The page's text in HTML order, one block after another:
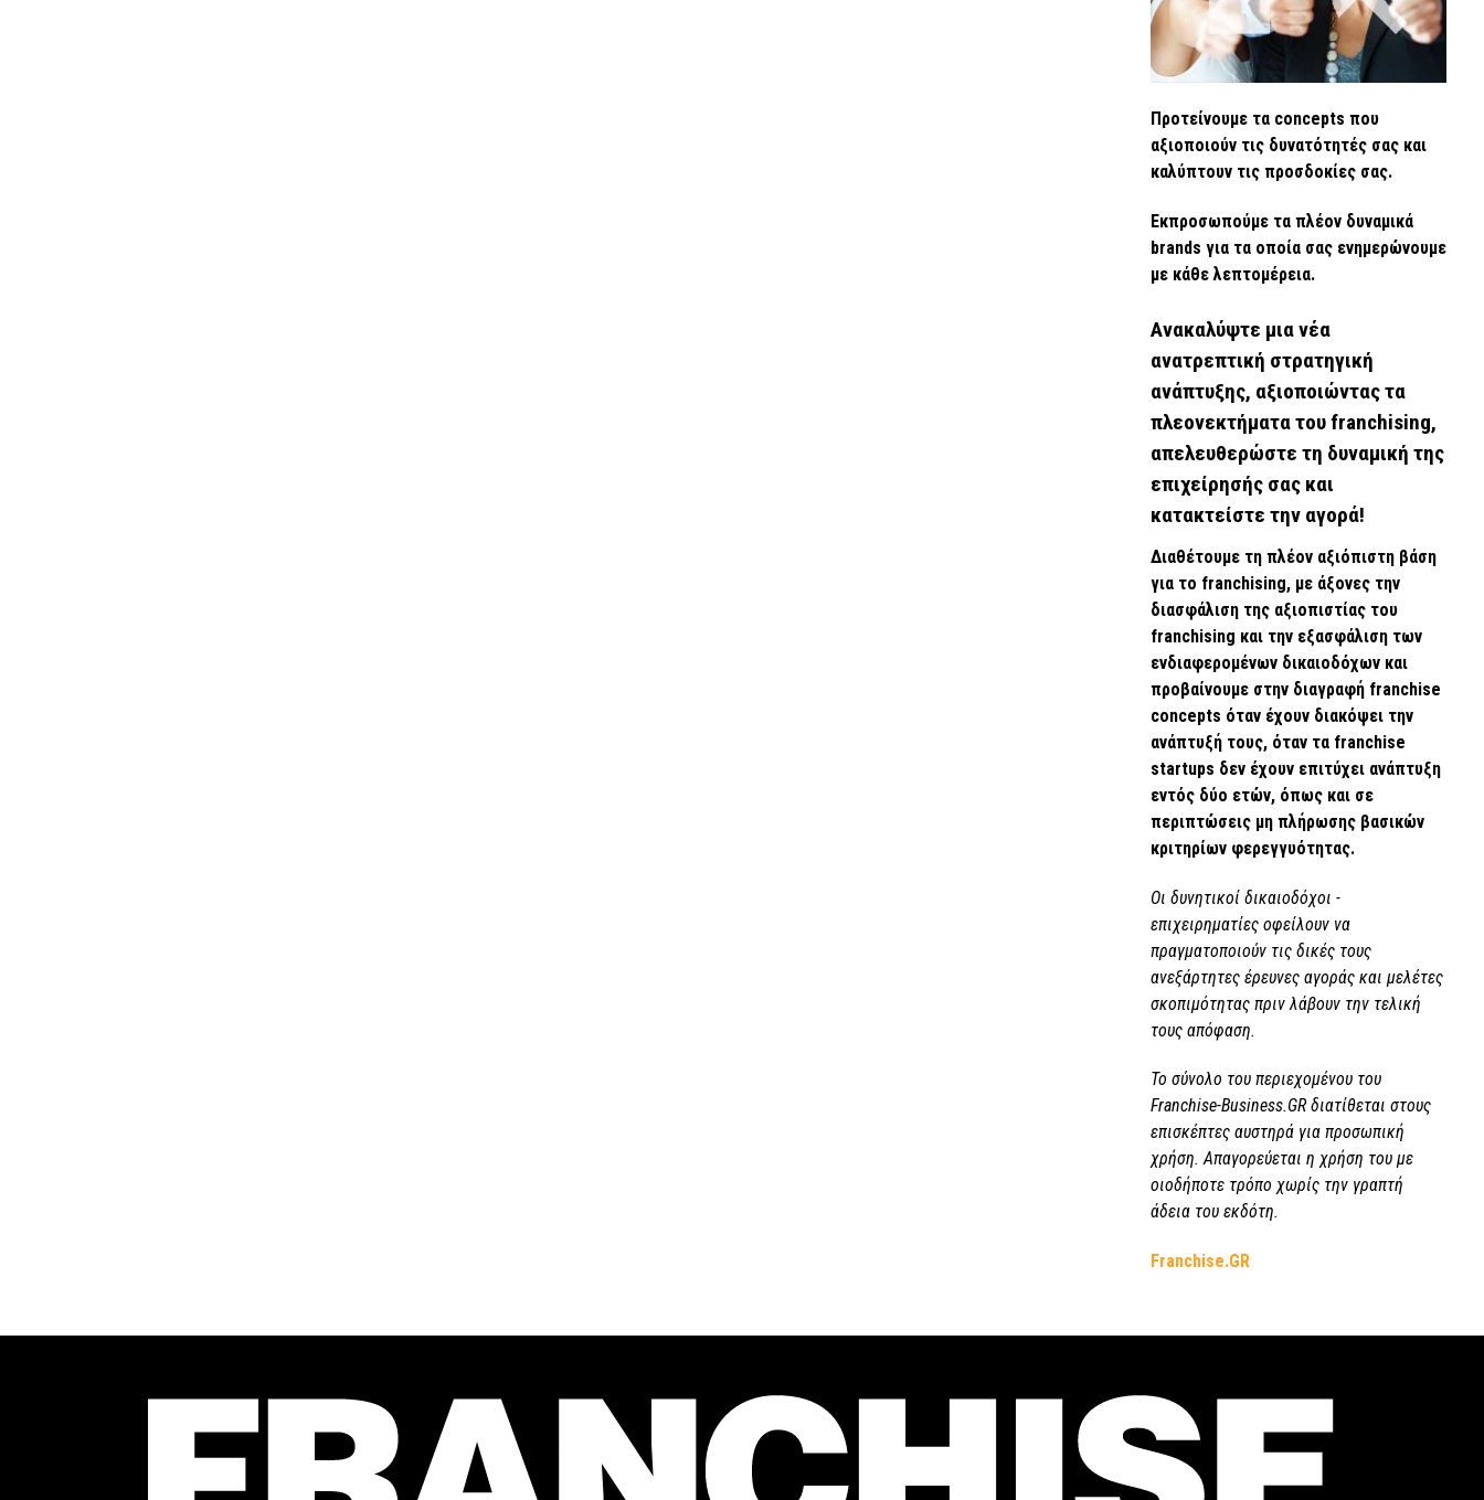
Προτείνουμε τα concepts που
αξιοποιούν τις δυνατότητές σας και
καλύπτουν τις προσδοκίες σας.
Εκπροσωπούμε τα πλέον δυναμικά
brands για τα οποία σας ενημερώνουμε
με κάθε λεπτομέρεια.
Ανακαλύψτε μια νέα
ανατρεπτική στρατηγική
ανάπτυξης, αξιοποιώντας τα
πλεονεκτήματα του franchising,
απελευθερώστε τη δυναμική της
επιχείρησής σας και
κατακτείστε την αγορά!
Διαθέτουμε τη πλέον αξιόπιστη βάση
για το franchising, με άξονες την
διασφάλιση της αξιοπιστίας του
franchising και την εξασφάλιση των
ενδιαφερομένων δικαιοδόχων και
προβαίνουμε στην διαγραφή franchise
concepts όταν έχουν διακόψει την
ανάπτυξή τους, όταν τα franchise
startups δεν έχουν επιτύχει ανάπτυξη
εντός δύο ετών, όπως και σε
περιπτώσεις μη πλήρωσης βασικών
κριτηρίων φερεγγυότητας.
Οι δυνητικοί δικαιοδόχοι -
επιχειρηματίες οφείλουν να
πραγματοποιούν τις δικές τους
ανεξάρτητες έρευνες αγοράς και μελέτες
σκοπιμότητας πριν λάβουν την τελική
τους απόφαση.
Το σύνολο του περιεχομένου του
Franchise-Business.GR διατίθεται στους
επισκέπτες αυστηρά για προσωπική
χρήση. Απαγορεύεται η χρήση του με
οιοδήποτε τρόπο χωρίς την γραπτή
άδεια του εκδότη.
Franchise.GR